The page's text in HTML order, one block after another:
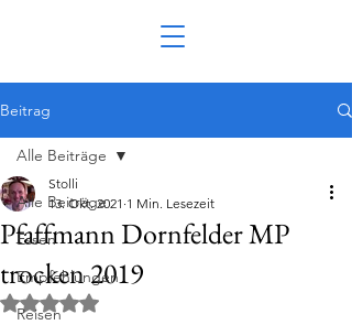
Beitrag
Alle Beiträge
Essen
Empfehlungen
Reisen
Alle Beiträge
Pfaffmann Dornfelder MP
trocken 2019
Stolli
13. Okt. 2021 1 Min. Lesezeit
Mit NaN von 5 Sternen bewertet.